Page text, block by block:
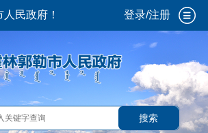
民政府！ 登录/注册
搜索